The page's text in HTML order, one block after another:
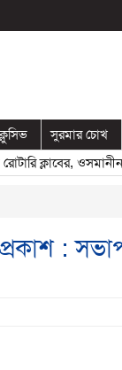
সুরমার চোখ
ক্লাবের,
: